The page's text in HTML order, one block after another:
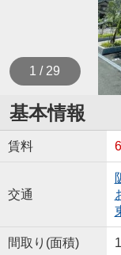
1 / 29
基本情報
賃料
交通
間取り(面積)